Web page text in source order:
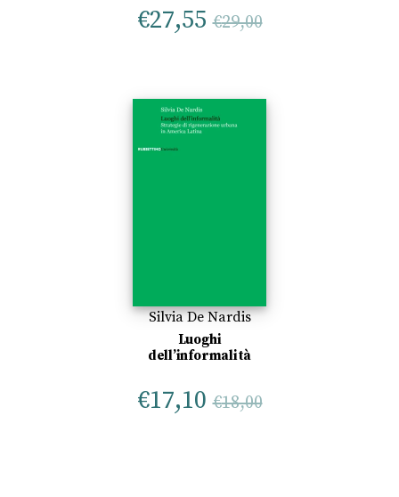
€27,55 €29,00
Silvia De Nardis
Luoghi
dell’informalità
€17,10 €18,00